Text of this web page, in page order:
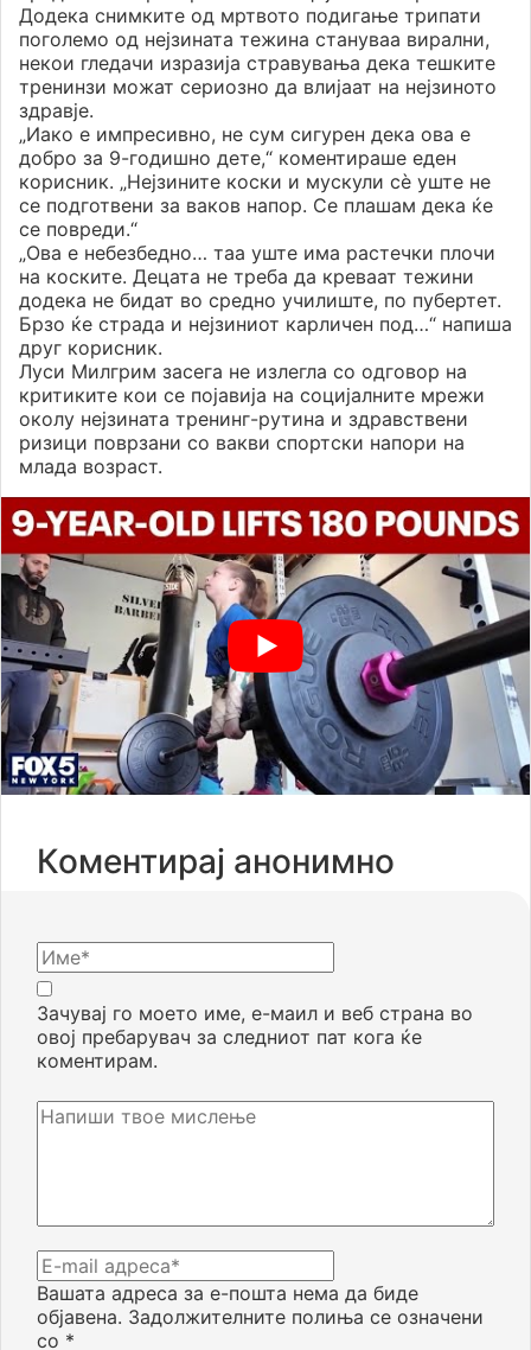
Додека снимките од мртвото подигање трипати
поголемо од нејзината тежина стануваа вирални,
некои гледачи изразија стравувања дека тешките
тренинзи можат сериозно да влијаат на нејзиното
здравје.
„Иако е импресивно, не сум сигурен дека ова е
добро за 9-годишно дете,“ коментираше еден
корисник. „Нејзините коски и мускули сè уште не
се подготвени за ваков напор. Се плашам дека ќе
се повреди.“
„Ова е небезбедно… таа уште има растечки плочи
на коските. Децата не треба да креваат тежини
додека не бидат во средно училиште, по пубертет.
Брзо ќе страда и нејзиниот карличен под…“ напиша
друг корисник.
Луси Милгрим засега не излегла со одговор на
критиките кои се појавија на социјалните мрежи
околу нејзината тренинг-рутина и здравствени
ризици поврзани со вакви спортски напори на
млада возраст.
Коментирај анонимно
Вашата адреса за е-пошта нема да биде
објавена. Задолжителните полиња се означени
со *
Зачувај го моето име, е-маил и веб страна во
овој пребарувач за следниот пат кога ќе
коментирам.